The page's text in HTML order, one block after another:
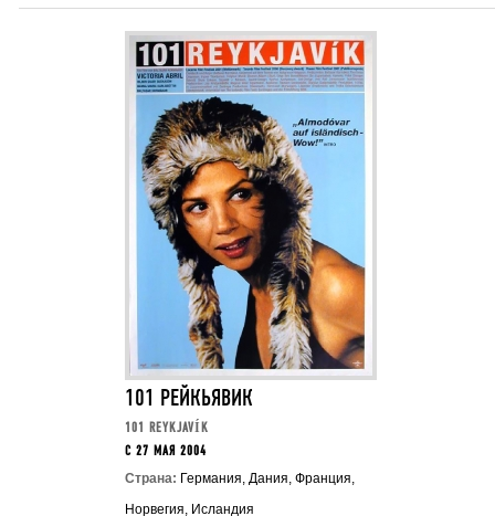
101 РЕЙКЬЯВИК
101 REYKJAVÍK
C 27 МАЯ 2004
Страна: Германия, Дания, Франция,
Норвегия, Исландия